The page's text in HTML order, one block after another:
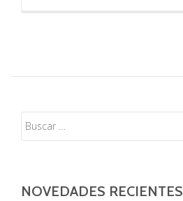
NOVEDADES RECIENTES